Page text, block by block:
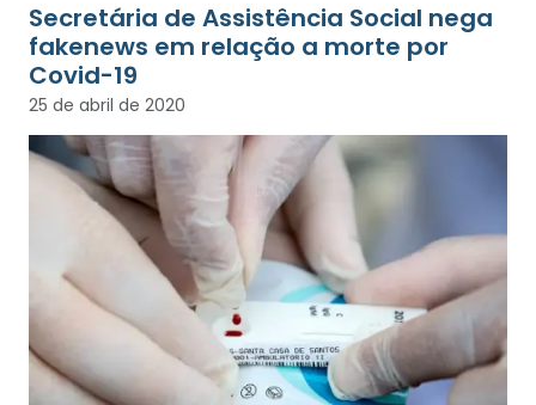
Secretária de Assistência Social nega
fakenews em relação a morte por
Covid-19
25 de abril de 2020